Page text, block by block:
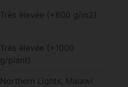
Très élevée (+600 g/m2)
Très élevée (+1000
g/plant)
Northern Lights, Malawi